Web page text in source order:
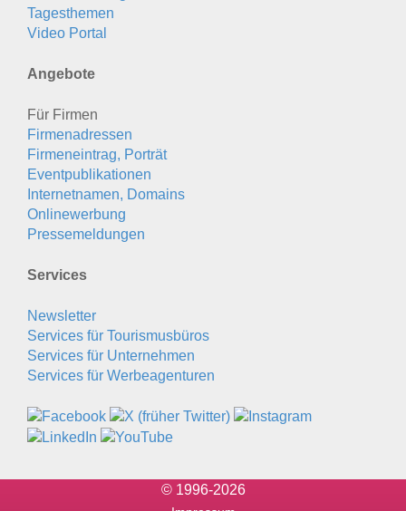
Tagesthemen
Video Portal
Angebote
Für Firmen
Firmenadressen
Firmeneintrag, Porträt
Eventpublikationen
Internetnamen, Domains
Onlinewerbung
Pressemeldungen
Services
Newsletter
Services für Tourismusbüros
Services für Unternehmen
Services für Werbeagenturen
© 1996-2026